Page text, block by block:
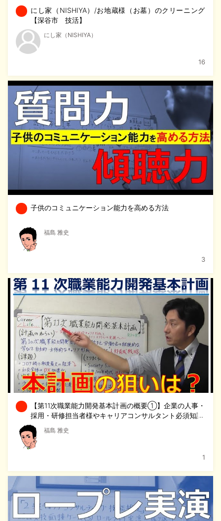
にし家（NISHIYA）/お地蔵様（お墓）のクリーニング
【深谷市 技活】
にし家（NISHIYA）
16
子供のコミュニケーション能力を高める方法
福島 雅史
3
【第11次職業能力開発基本計画の概要①】企業の人事・
採用・研修担当者様やキャリアコンサルタント必須知識
福島 雅史
1